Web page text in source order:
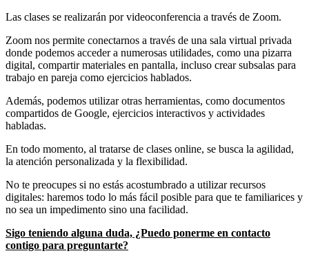
Las clases se realizarán por videoconferencia a través de Zoom.
Zoom nos permite conectarnos a través de una sala virtual privada
donde podemos acceder a numerosas utilidades, como una pizarra
digital, compartir materiales en pantalla, incluso crear subsalas para
trabajo en pareja como ejercicios hablados.
Además, podemos utilizar otras herramientas, como documentos
compartidos de Google, ejercicios interactivos y actividades
habladas.
En todo momento, al tratarse de clases online, se busca la agilidad,
la atención personalizada y la flexibilidad.
No te preocupes si no estás acostumbrado a utilizar recursos
digitales: haremos todo lo más fácil posible para que te familiarices y
no sea un impedimento sino una facilidad.
Sigo teniendo alguna duda, ¿Puedo ponerme en contacto
contigo para preguntarte?